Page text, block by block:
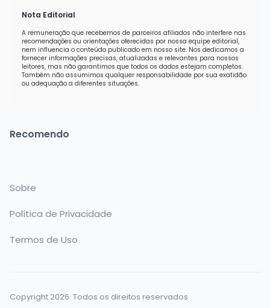
Nota Editorial
A remuneração que recebemos de parceiros afiliados não interfere nas
recomendações ou orientações oferecidas por nossa equipe editorial,
nem influencia o conteúdo publicado em nosso site. Nos dedicamos a
fornecer informações precisas, atualizadas e relevantes para nossos
leitores, mas não garantimos que todos os dados estejam completos.
Também não assumimos qualquer responsabilidade por sua exatidão
ou adequação a diferentes situações.
Recomendo
Sobre
Política de Privacidade
Termos de Uso
Copyright 2026. Todos os direitos reservados